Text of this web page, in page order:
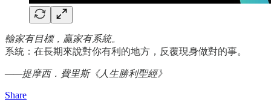
輸家有目標，贏家有系統。
系統：在長期來說對你有利的地方，反覆現身做對的事。
——提摩西．費里斯《人生勝利聖經》
Share